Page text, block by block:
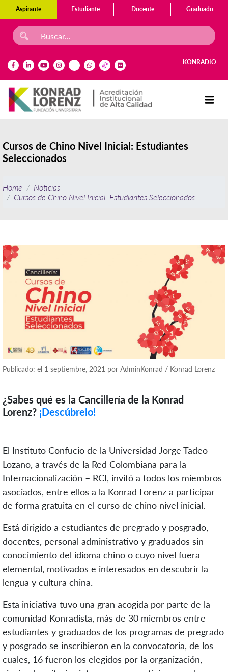
Aspirante Estudiante Docente Graduado
KONRADIO
Cursos de Chino Nivel Inicial: Estudiantes
Seleccionados
Home
Noticias
Cursos de Chino Nivel Inicial: Estudiantes Seleccionados
Publicado: el 1 septiembre, 2021 por AdminKonrad / Konrad Lorenz
¿Sabes qué es la Cancillería de la Konrad
Lorenz? ¡Descúbrelo!
El Instituto Confucio de la Universidad Jorge Tadeo
Lozano, a través de la Red Colombiana para la
Internacionalización – RCI, invitó a todos los miembros
asociados, entre ellos a la Konrad Lorenz a participar
de forma gratuita en el curso de chino nivel inicial.
Está dirigido a estudiantes de pregrado y posgrado,
docentes, personal administrativo y graduados sin
conocimiento del idioma chino o cuyo nivel fuera
elemental, motivados e interesados en descubrir la
lengua y cultura china.
Esta iniciativa tuvo una gran acogida por parte de la
comunidad Konradista, más de 30 miembros entre
estudiantes y graduados de los programas de pregrado
y posgrado se inscribieron en la convocatoria, de los
cuales, 16 fueron los elegidos por la organización,